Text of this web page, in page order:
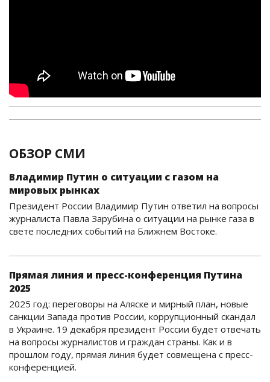
ОБЗОР СМИ
Владимир Путин о ситуации с газом на
мировых рынках
Президент России Владимир Путин ответил на вопросы
журналиста Павла Зарубина о ситуации на рынке газа в
свете последних событий на Ближнем Востоке.
Прямая линия и пресс-конференция Путина
2025
2025 год: переговоры на Аляске и мирный план, новые
санкции Запада против России, коррупционный скандал
в Украине. 19 декабря президент России будет отвечать
на вопросы журналистов и граждан страны. Как и в
прошлом году, прямая линия будет совмещена с пресс-
конференцией.